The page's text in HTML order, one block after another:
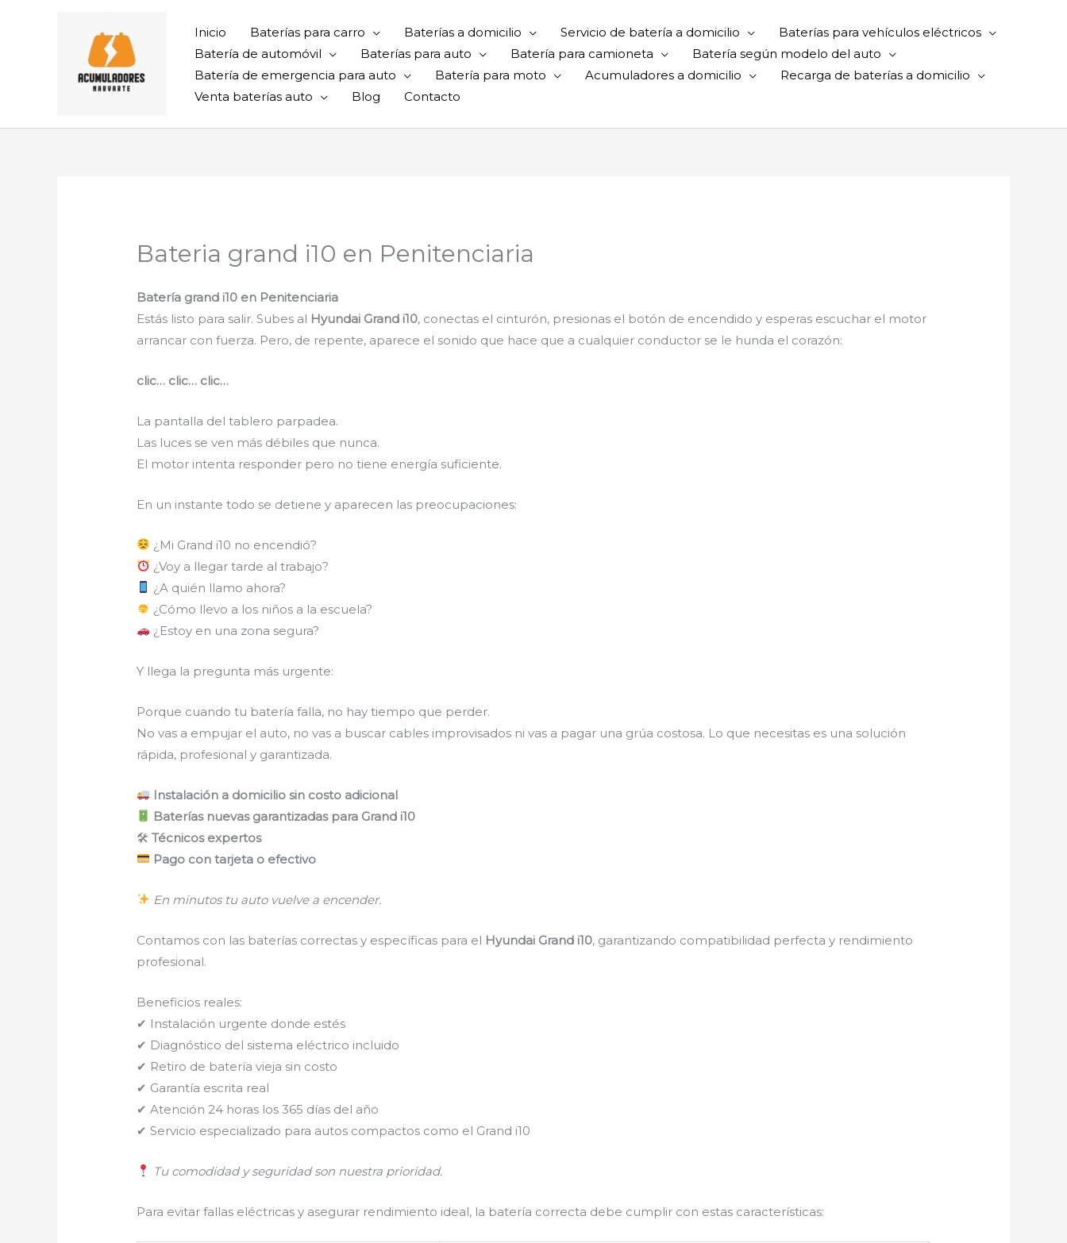
Inicio Baterías para carro Baterías a domicilio Servicio de batería a domicilio
Baterías para vehículos eléctricos
Batería de automóvil
Baterías para auto Batería para camioneta
Batería según modelo del auto
Batería de emergencia para auto
Batería para moto Acumuladores a domicilio
Recarga de baterías a domicilio
Venta baterías auto
Blog Contacto
Bateria grand i10 en Penitenciaria
Batería grand i10 en Penitenciaria
Estás listo para salir. Subes al Hyundai Grand i10, conectas el cinturón, presionas el botón de encendido y esperas escuchar el motor
arrancar con fuerza. Pero, de repente, aparece el sonido que hace que a cualquier conductor se le hunda el corazón:
clic… clic… clic…
La pantalla del tablero parpadea.
Las luces se ven más débiles que nunca.
El motor intenta responder pero no tiene energía suficiente.
En un instante todo se detiene y aparecen las preocupaciones:
¿Mi Grand i10 no encendió?
¿Voy a llegar tarde al trabajo?
¿A quién llamo ahora?
¿Cómo llevo a los niños a la escuela?
¿Estoy en una zona segura?
Y llega la pregunta más urgente:
Porque cuando tu batería falla, no hay tiempo que perder.
No vas a empujar el auto, no vas a buscar cables improvisados ni vas a pagar una grúa costosa. Lo que necesitas es una solución
rápida, profesional y garantizada.
Instalación a domicilio sin costo adicional
Baterías nuevas garantizadas para Grand i10
🛠Técnicos expertos
Pago con tarjeta o efectivo
En minutos tu auto vuelve a encender.
Contamos con las baterías correctas y específicas para el Hyundai Grand i10, garantizando compatibilidad perfecta y rendimiento
profesional.
Beneficios reales:
✔ Instalación urgente donde estés
✔ Diagnóstico del sistema eléctrico incluido
✔ Retiro de batería vieja sin costo
✔ Garantía escrita real
✔ Atención 24 horas los 365 días del año
✔ Servicio especializado para autos compactos como el Grand i10
Tu comodidad y seguridad son nuestra prioridad.
Para evitar fallas eléctricas y asegurar rendimiento ideal, la batería correcta debe cumplir con estas características: